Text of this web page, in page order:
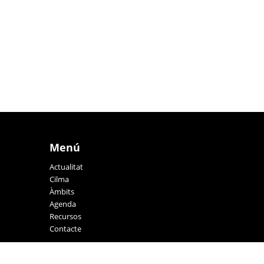
Menú
Actualitat
Cilma
Àmbits
Agenda
Recursos
Contacte